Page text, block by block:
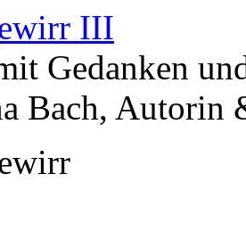
III
Gedanken
Bach, Autorin